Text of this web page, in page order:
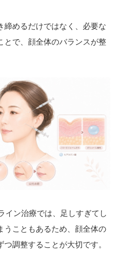
締めるだけではなく、必要な
とで、顔全体のバランスが整
イン治療では、足しすぎてし
うこともあるため、顔全体の
調整することが大切です。